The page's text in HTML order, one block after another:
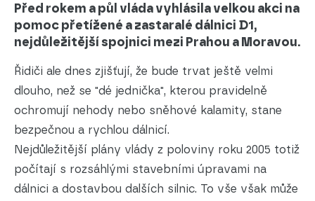
Před rokem a půl vláda vyhlásila velkou akci na
pomoc přetížené a zastaralé dálnici D1,
nejdůležitější spojnici mezi Prahou a Moravou.
Řidiči ale dnes zjišťují, že bude trvat ještě velmi
dlouho, než se "dé jednička", kterou pravidelně
ochromují nehody nebo sněhové kalamity, stane
bezpečnou a rychlou dálnicí.
Nejdůležitější plány vlády z poloviny roku 2005 totiž
počítají s rozsáhlými stavebními úpravami na
dálnici a dostavbou dalších silnic. To vše však může